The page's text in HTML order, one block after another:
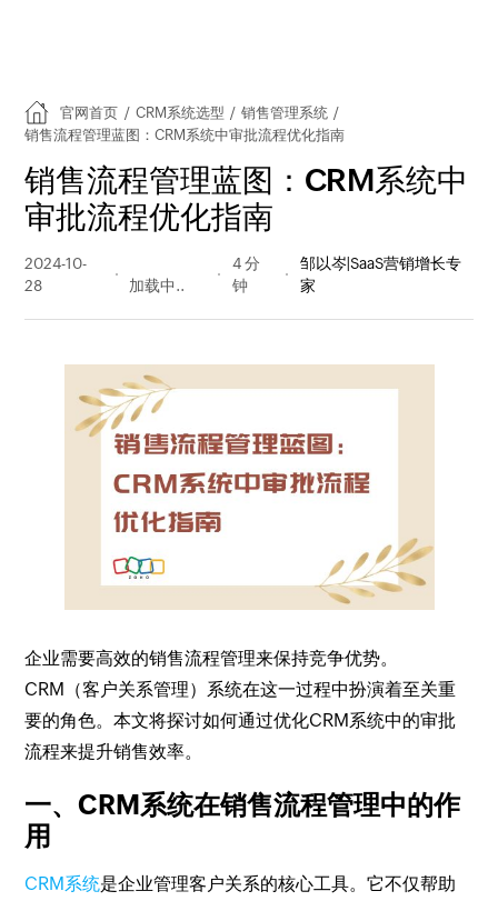
官网首页 / CRM系统选型 / 销售管理系统 /
销售流程管理蓝图：CRM系统中审批流程优化指南
销售流程管理蓝图：CRM系统中
审批流程优化指南
2024-10-
28
量
4 分
钟
邹以岑|SaaS营销增长专
家
企业需要高效的销售流程管理来保持竞争优势。
CRM（客户关系管理）系统在这一过程中扮演着至关重
要的角色。本文将探讨如何通过优化CRM系统中的审批
流程来提升销售效率。
一、CRM系统在销售流程管理中的作
用
CRM系统是企业管理客户关系的核心工具。它不仅帮助